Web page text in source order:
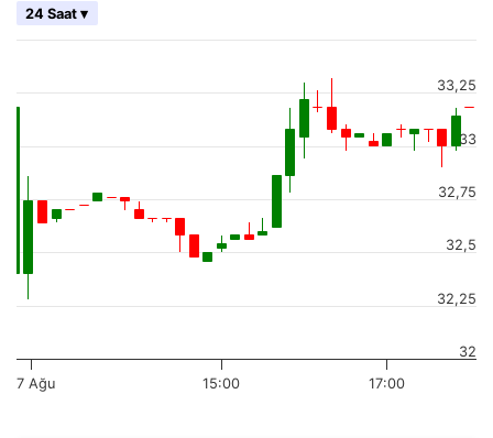
24 Saat ▾
7 Ağu 15:00 17:00
32
32,25
32,5
32,75
33
33,25